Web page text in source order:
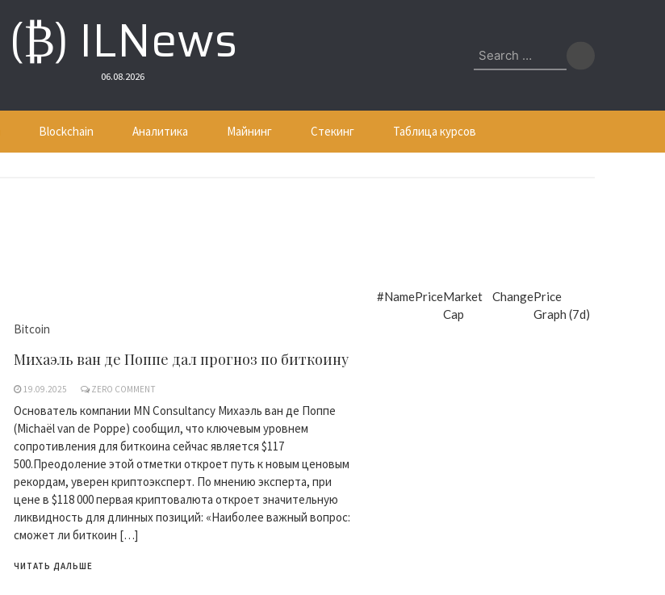
(₿) ILNews
06.08.2026
Search
for:
Blockchain Аналитика Майнинг Стекинг Таблица курсов
Bitcoin
Михаэль ван де Поппе дал прогноз по биткоину
19.09.2025 ZERO COMMENT
Основатель компании MN Consultancy Михаэль ван де Поппе
(Michaël van de Poppe) сообщил, что ключевым уровнем
сопротивления для биткоина сейчас является $117
500.Преодоление этой отметки откроет путь к новым ценовым
рекордам, уверен криптоэксперт. По мнению эксперта, при
цене в $118 000 первая криптовалюта откроет значительную
ликвидность для длинных позиций: «Наиболее важный вопрос:
сможет ли биткоин […]
ЧИТАТЬ ДАЛЬШЕ
#NamePriceMarket
Cap
ChangePrice
Graph (7d)